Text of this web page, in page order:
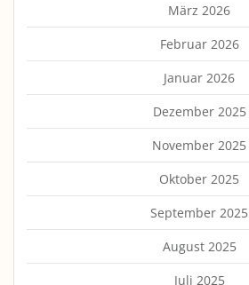
März 2026
Februar 2026
Januar 2026
Dezember 2025
November 2025
Oktober 2025
September 2025
August 2025
Juli 2025